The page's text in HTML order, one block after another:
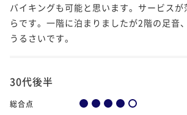
バイキングも可能と思います。サービス
らです。一階に泊まりましたが2階の足音
うるさいです。
30代後半
総合点